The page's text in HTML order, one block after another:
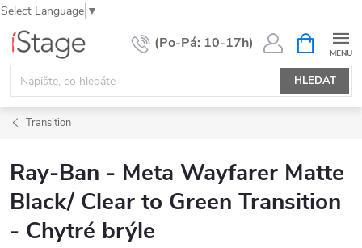
Select Language ▼
Přejít
obsah
HLEDAT
NÁKUPNÍ
KOŠÍK
Transition
Ray-Ban - Meta Wayfarer Matte
Black/ Clear to Green Transition
- Chytré brýle